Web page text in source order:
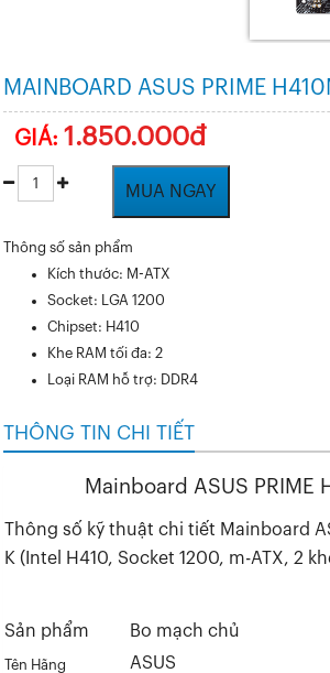
MAINBOARD ASUS PRIME
GIÁ: 1.850.000đ
MUA NGAY
Thông số sản phẩm
Kích thước: M-ATX
Socket: LGA 1200
Chipset: H410
Khe RAM tối đa: 2
Loại RAM hỗ trợ: DDR4
THÔNG TIN CHI TIẾT
Mainboard ASUS PRIME
Thông số kỹ thuật chi tiết Mainboard
K (Intel H410, Socket 1200, m-ATX, 2
Sản phẩm Bo mạch chủ
Tên Hãng ASUS